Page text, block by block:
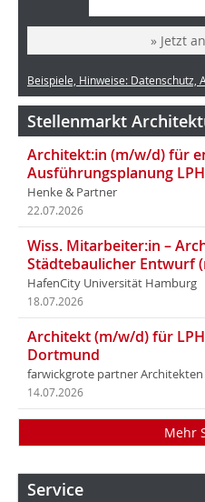
» Jetzt
Beispiele, Hinweise: Datenschutz,
Stellenmarkt
Architekt:in (m/w/d) für
Ausführungsplanung
Henke & Partner
22.07.2026
Wiss. Mitarbeiter:in –
Städtebaulicher Entwurf
HafenCity Universität Hamburg
18.07.2026
Architekt (m/w/d) für
Dortmund
farwickgrote partner
14.07.2026
Mehr
Service